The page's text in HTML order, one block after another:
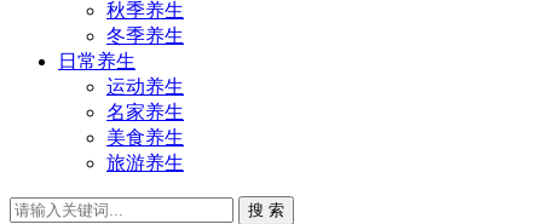
秋季养生
冬季养生
日常养生
运动养生
名家养生
美食养生
旅游养生
搜 索